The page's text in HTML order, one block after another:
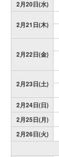
2月20日(水)
2月21日(木)
2月22日(金)
2月23日(土)
2月24日(日)
2月25日(月)
2月26日(火)